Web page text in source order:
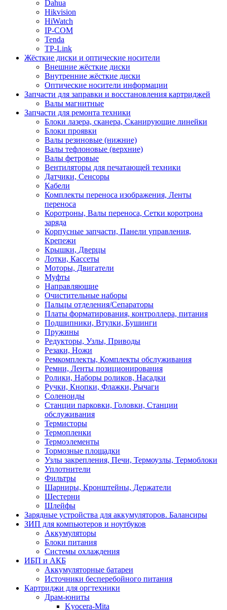
Dahua
Hikvision
HiWatch
IP-COM
Tenda
TP-Link
Жёсткие диски и оптические носители
Внешние жёсткие диски
Внутренние жёсткие диски
Оптические носители информации
Запчасти для заправки и восстановления картриджей
Валы магнитные
Запчасти для ремонта техники
Блоки лазера, сканера, Сканирующие линейки
Блоки проявки
Валы резиновые (нижние)
Валы тефлоновые (верхние)
Валы фетровые
Вентиляторы для печатающей техники
Датчики, Сенсоры
Кабели
Комплекты переноса изображения, Ленты
переноса
Коротроны, Валы переноса, Сетки коротрона
заряда
Корпусные запчасти, Панели управления,
Крепежи
Крышки, Дверцы
Лотки, Кассеты
Моторы, Двигатели
Муфты
Направляющие
Очистительные наборы
Пальцы отделения/Сепараторы
Платы форматирования, контроллера, питания
Подшипники, Втулки, Бушинги
Пружины
Редукторы, Узлы, Приводы
Резаки, Ножи
Ремкомплекты, Комплекты обслуживания
Ремни, Ленты позиционирования
Ролики, Наборы роликов, Насадки
Ручки, Кнопки, Флажки, Рычаги
Соленоиды
Станции парковки, Головки, Станции
обслуживания
Термисторы
Термопленки
Термоэлементы
Тормозные площадки
Узлы закрепления, Печи, Термоузлы, Термоблоки
Уплотнители
Фильтры
Шарниры, Кронштейны, Держатели
Шестерни
Шлейфы
Зарядные устройства для аккумуляторов. Балансиры
ЗИП для компьютеров и ноутбуков
Аккумуляторы
Блоки питания
Системы охлаждения
ИБП и АКБ
Аккумуляторные батареи
Источники бесперебойного питания
Картриджи для оргтехники
Драм-юниты
Kyocera-Mita